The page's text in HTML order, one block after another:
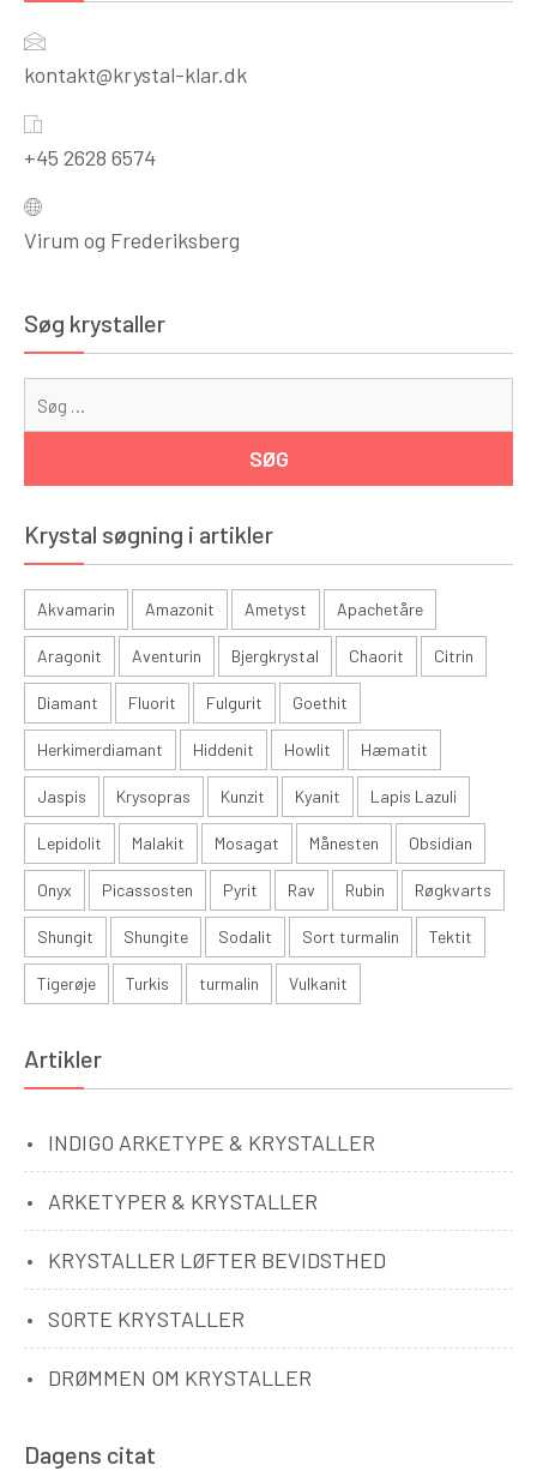
kontakt@krystal-klar.dk
+45 2628 6574
Virum og Frederiksberg
Søg krystaller
Krystal søgning i artikler
Akvamarin Amazonit Ametyst Apachetåre
Aragonit Aventurin Bjergkrystal Chaorit Citrin
Diamant Fluorit Fulgurit Goethit
Herkimerdiamant Hiddenit Howlit Hæmatit
Jaspis Krysopras Kunzit Kyanit Lapis Lazuli
Lepidolit Malakit Mosagat Månesten Obsidian
Onyx Picassosten Pyrit Rav Rubin Røgkvarts
Shungit Shungite Sodalit Sort turmalin Tektit
Tigerøje Turkis turmalin Vulkanit
Artikler
INDIGO ARKETYPE & KRYSTALLER
ARKETYPER & KRYSTALLER
KRYSTALLER LØFTER BEVIDSTHED
SORTE KRYSTALLER
DRØMMEN OM KRYSTALLER
Dagens citat